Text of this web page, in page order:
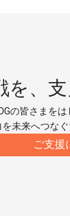
、
の皆さまを
未来へつな
ご支援